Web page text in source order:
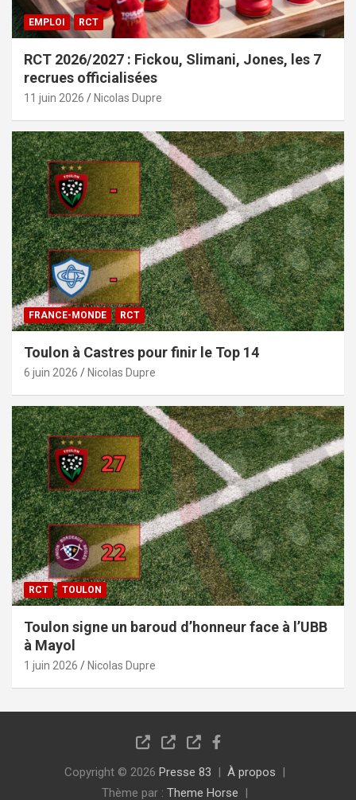
EMPLOI RCT
RCT 2026/2027 : Fickou, Slimani, Jones, les 7
recrues officialisées
11 juin 2026 Nicolas Dupre
FRANCE-MONDE RCT
Toulon à Castres pour finir le Top 14
6 juin 2026 Nicolas Dupre
RCT TOULON
Toulon signe un baroud d’honneur face à l’UBB
à Mayol
1 juin 2026 Nicolas Dupre
Copyright © 2026 Presse 83
À propos
Thème par : Theme Horse